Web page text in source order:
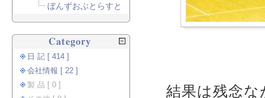
結果は残念
ぼんずおぶとらすと
Category
日 記 [ 414 ]
会社情報 [ 22 ]
製 品 [ 0 ]